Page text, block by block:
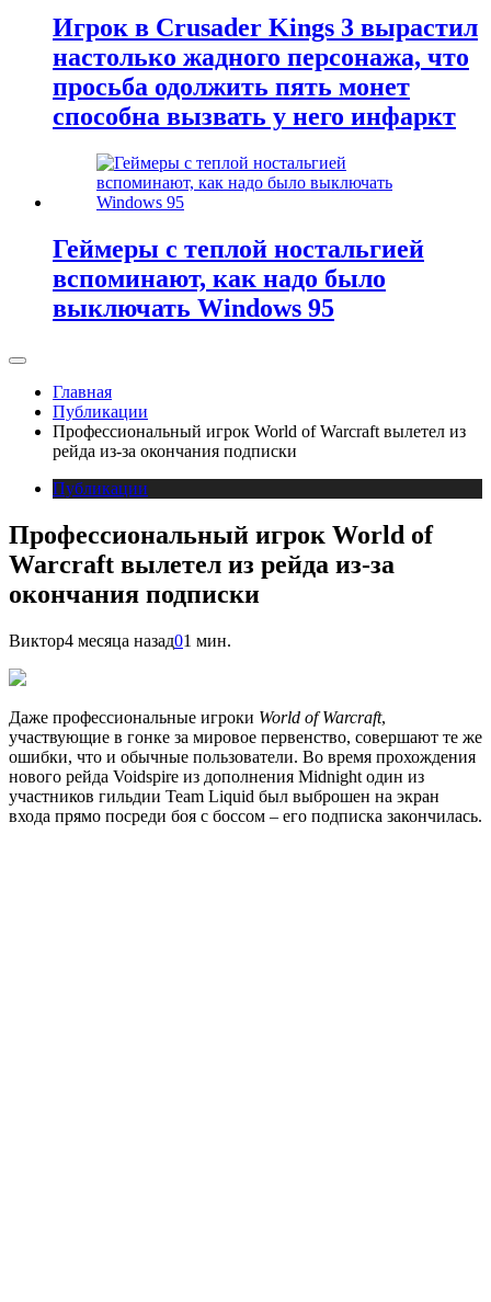
Игрок в Crusader Kings 3 вырастил
настолько жадного персонажа, что
просьба одолжить пять монет
способна вызвать у него инфаркт
Геймеры с теплой ностальгией
вспоминают, как надо было
выключать Windows 95
Главная
Публикации
Профессиональный игрок World of Warcraft вылетел из
рейда из-за окончания подписки
Публикации
Профессиональный игрок World of
Warcraft вылетел из рейда из-за
окончания подписки
Виктор4 месяца назад01 мин.
Даже профессиональные игроки World of Warcraft,
участвующие в гонке за мировое первенство, совершают те же
ошибки, что и обычные пользователи. Во время прохождения
нового рейда Voidspire из дополнения Midnight один из
участников гильдии Team Liquid был выброшен на экран
входа прямо посреди боя с боссом – его подписка закончилась.